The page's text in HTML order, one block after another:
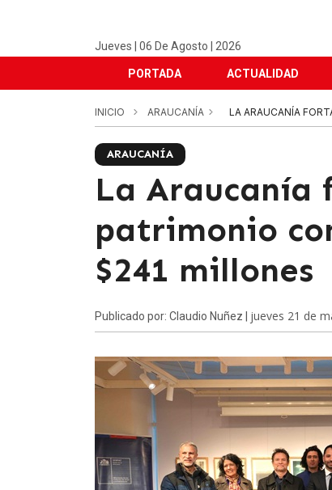
Jueves | 06 De Agosto | 2026
PORTADA ACTUALIDAD
INICIO ARAUCANÍA LA ARAUCANÍA
ARAUCANÍA
La Araucanía
patrimonio
$241 millones
Publicado por: Claudio Nuñez | jueves 21 de